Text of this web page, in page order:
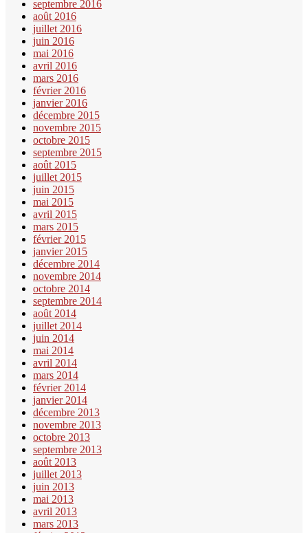
septembre 2016
août 2016
juillet 2016
juin 2016
mai 2016
avril 2016
mars 2016
février 2016
janvier 2016
décembre 2015
novembre 2015
octobre 2015
septembre 2015
août 2015
juillet 2015
juin 2015
mai 2015
avril 2015
mars 2015
février 2015
janvier 2015
décembre 2014
novembre 2014
octobre 2014
septembre 2014
août 2014
juillet 2014
juin 2014
mai 2014
avril 2014
mars 2014
février 2014
janvier 2014
décembre 2013
novembre 2013
octobre 2013
septembre 2013
août 2013
juillet 2013
juin 2013
mai 2013
avril 2013
mars 2013